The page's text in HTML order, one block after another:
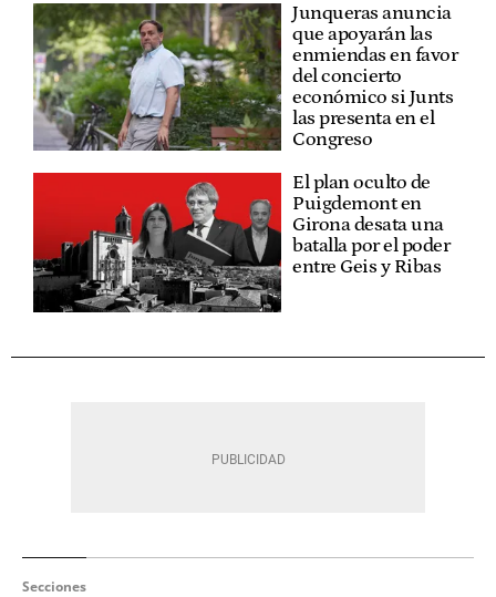
Junqueras anuncia
que apoyarán las
enmiendas en favor
del concierto
económico si Junts
las presenta en el
Congreso
El plan oculto de
Puigdemont en
Girona desata una
batalla por el poder
entre Geis y Ribas
Secciones